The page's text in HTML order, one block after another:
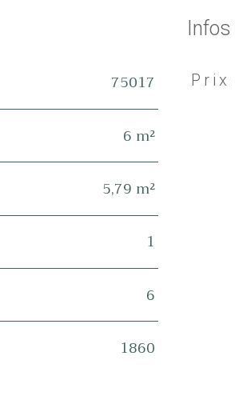
75017
6 m²
5,79 m²
1
6
1860
Prix